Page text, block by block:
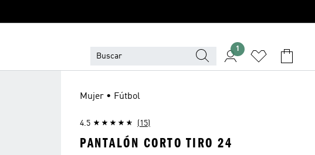
1
Mujer • Fútbol
4.5 (15)
PANTALÓN CORTO TIRO 24